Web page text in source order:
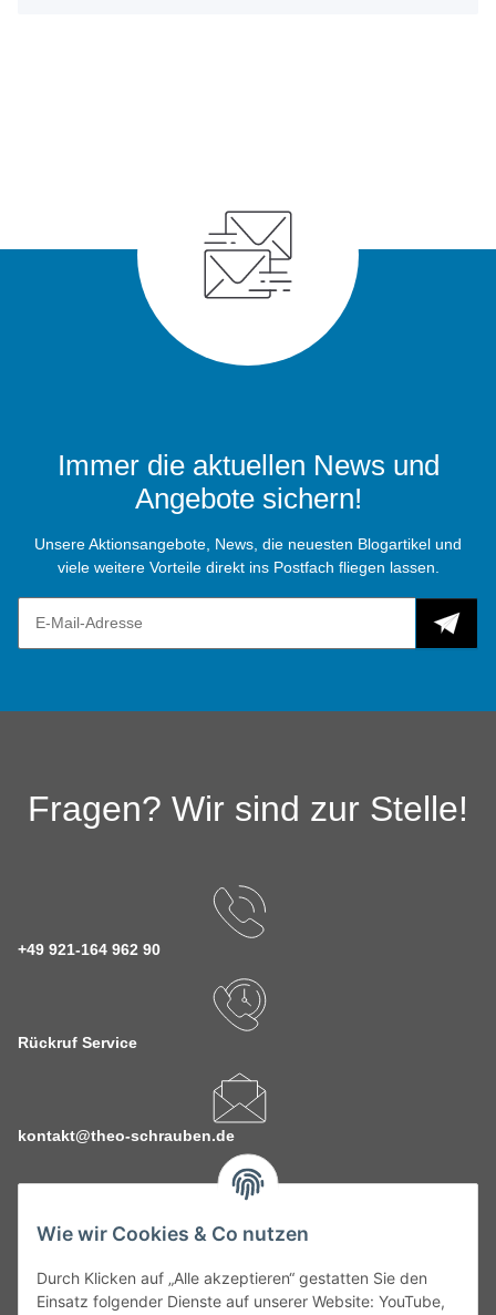
Wie wir Cookies & Co nutzen
Durch Klicken auf „Alle akzeptieren“ gestatten Sie den
Einsatz folgender Dienste auf unserer Website: YouTube,
Immer die aktuellen News und
Angebote sichern!
Unsere Aktionsangebote, News, die neuesten Blogartikel und
viele weitere Vorteile direkt ins Postfach fliegen lassen.
Fragen? Wir sind zur Stelle!
+49 921-164 962 90
Rückruf Service
kontakt@theo-schrauben.de
Service